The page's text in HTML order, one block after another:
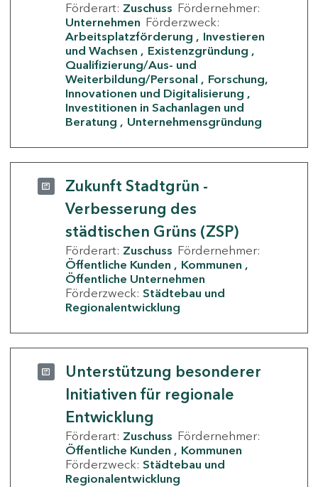
Förderart: Zuschuss Fördernehmer:
Unternehmen Förderzweck:
Arbeitsplatzförderung
Investieren
und Wachsen
Existenzgründung
Qualifizierung/Aus- und
Weiterbildung/Personal
Forschung,
Innovationen und Digitalisierung
Investitionen in Sachanlagen und
Beratung
Unternehmensgründung
Zukunft Stadtgrün -
Verbesserung des
städtischen Grüns (ZSP)
Förderart: Zuschuss Fördernehmer:
Öffentliche Kunden
Kommunen
Öffentliche Unternehmen
Förderzweck: Städtebau und
Regionalentwicklung
Unterstützung besonderer
Initiativen für regionale
Entwicklung
Förderart: Zuschuss Fördernehmer:
Öffentliche Kunden
Kommunen
Förderzweck: Städtebau und
Regionalentwicklung